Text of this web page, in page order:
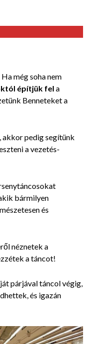
Ha még soha nem
építjük fel a
Benneteket a
, akkor pedig segítünk
a vezetés-
bármilyen
és
néznetek a
a táncot!
párjával táncol végig,
és igazán